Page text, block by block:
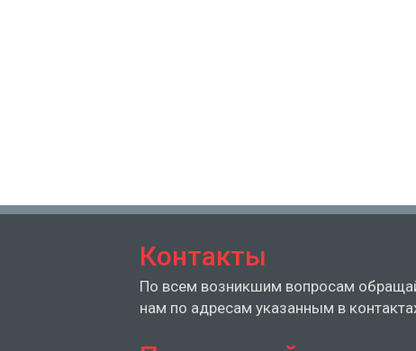
Контакты
По всем возникшим вопросам
нам по адресам указанным в